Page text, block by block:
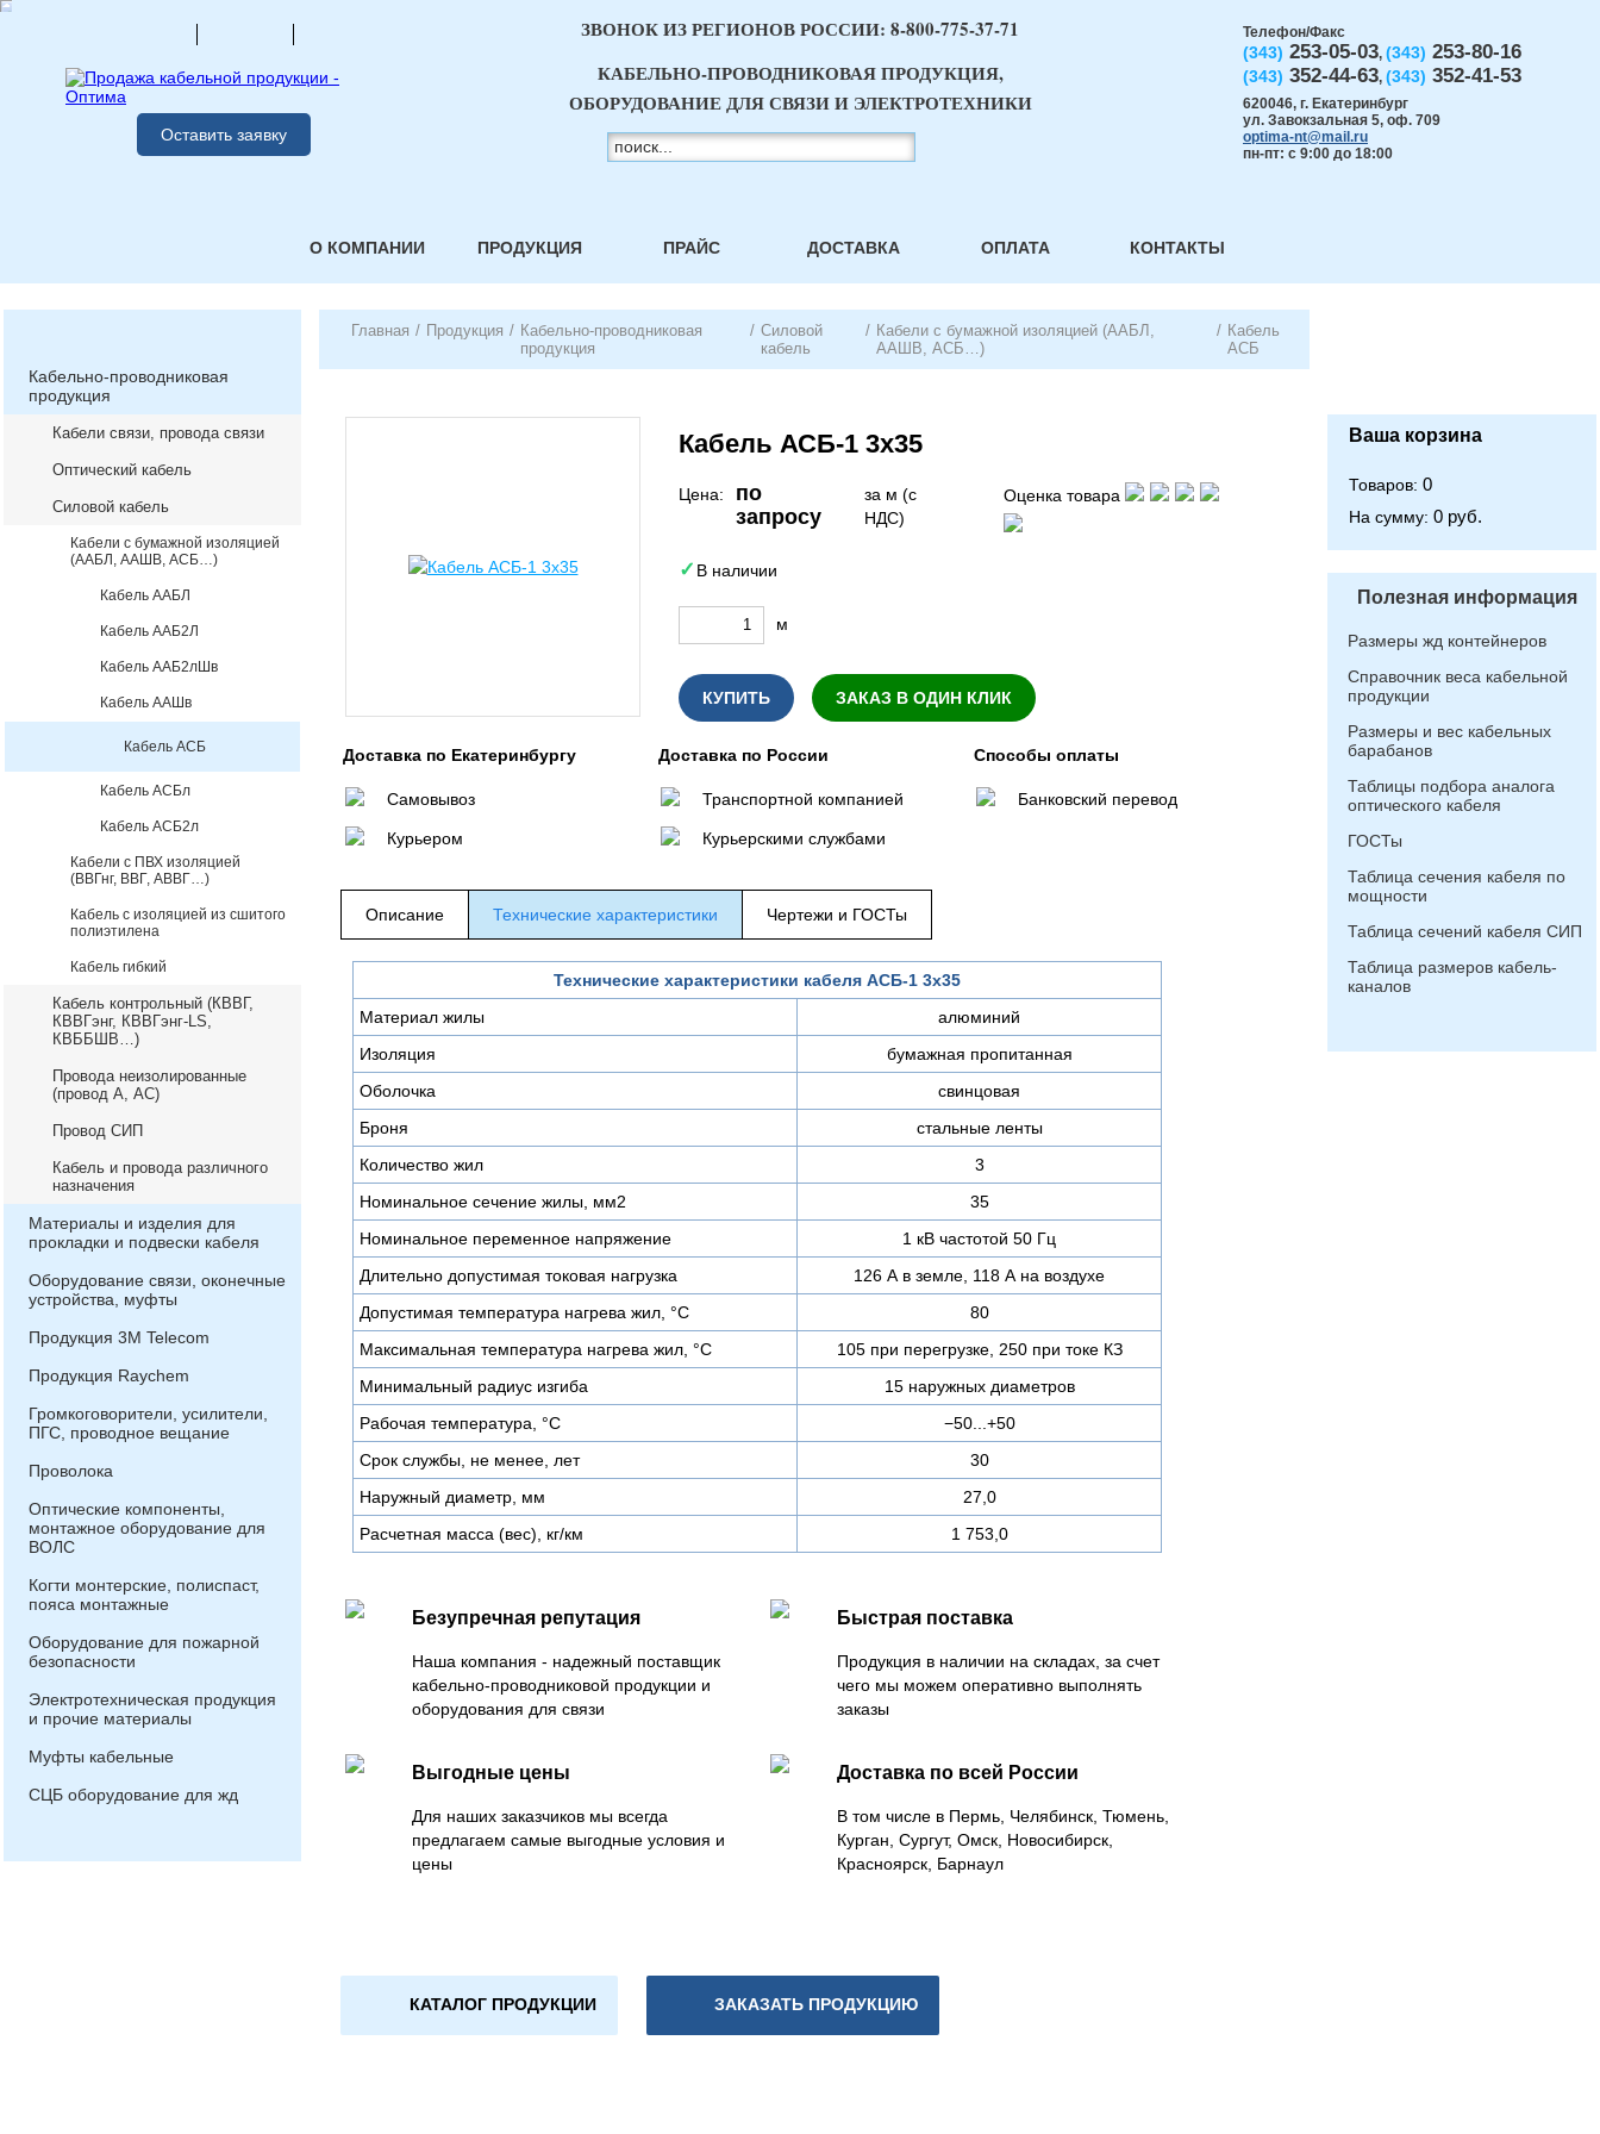
Оставить заявку
Телефон/Факс
(343) 253-05-03, (343) 253-80-16
(343) 352-44-63, (343) 352-41-53
620046, г. Екатеринбург
ул. Завокзальная 5, оф. 709
optima-nt@mail.ru
пн-пт: с 9:00 до 18:00
ЗВОНОК ИЗ РЕГИОНОВ РОССИИ: 8-800-775-37-71
КАБЕЛЬНО-ПРОВОДНИКОВАЯ ПРОДУКЦИЯ,
ОБОРУДОВАНИЕ ДЛЯ СВЯЗИ И ЭЛЕКТРОТЕХНИКИ
О КОМПАНИИ ПРОДУКЦИЯ ПРАЙС ДОСТАВКА ОПЛАТА КОНТАКТЫ
Кабельно-проводниковая
продукция
Кабели связи, провода связи
Оптический кабель
Силовой кабель
Кабели с бумажной изоляцией
(ААБЛ, ААШВ, АСБ…)
Кабель ААБЛ
Кабель ААБ2Л
Кабель ААБ2лШв
Кабель ААШв
Кабель АСБ
Кабель АСБл
Кабель АСБ2л
Кабели с ПВХ изоляцией
(ВВГнг, ВВГ, АВВГ…)
Кабель с изоляцией из сшитого
полиэтилена
Кабель гибкий
Кабель контрольный (КВВГ,
КВВГэнг, КВВГэнг-LS,
КВББШВ…)
Провода неизолированные
(провод А, АС)
Провод СИП
Кабель и провода различного
назначения
Материалы и изделия для
прокладки и подвески кабеля
Оборудование связи, оконечные
устройства, муфты
Продукция 3М Telecom
Продукция Raychem
Громкоговорители, усилители,
ПГС, проводное вещание
Проволока
Оптические компоненты,
монтажное оборудование для
ВОЛС
Когти монтерские, полиспаст,
пояса монтажные
Оборудование для пожарной
безопасности
Электротехническая продукция
и прочие материалы
Муфты кабельные
СЦБ оборудование для жд
Главная / Продукция / Кабельно-проводниковая
продукция
/ Силовой
кабель
/ Кабели с бумажной изоляцией (ААБЛ,
ААШВ, АСБ…)
/ Кабель
АСБ
Кабель АСБ-1 3х35
Цена:
по
запросу
за м (с
НДС)
Оценка товара
В наличии
м
КУПИТЬ ЗАКАЗ В ОДИН КЛИК
Доставка по Екатеринбургу
Самовывоз
Курьером
Доставка по России
Транспортной компанией
Курьерскими службами
Способы оплаты
Банковский перевод
Описание Технические характеристики Чертежи и ГОСТы
Технические характеристики кабеля АСБ-1 3х35
Материал жилы
алюминий
Изоляция
бумажная пропитанная
Оболочка
свинцовая
Броня
стальные ленты
Количество жил
3
Номинальное сечение жилы, мм2
35
Номинальное переменное напряжение
1 кВ частотой 50 Гц
Длительно допустимая токовая нагрузка
126 А в земле, 118 А на воздухе
Допустимая температура нагрева жил, °C
80
Максимальная температура нагрева жил, °C
105 при перегрузке, 250 при токе КЗ
Минимальный радиус изгиба
15 наружных диаметров
Рабочая температура, °C
−50...+50
Срок службы, не менее, лет
30
Наружный диаметр, мм
27,0
Расчетная масса (вес), кг/км
1 753,0
Безупречная репутация
Наша компания - надежный поставщик
кабельно-проводниковой продукции и
оборудования для связи
Быстрая поставка
Продукция в наличии на складах, за счет
чего мы можем оперативно выполнять
заказы
Выгодные цены
Для наших заказчиков мы всегда
предлагаем самые выгодные условия и
цены
Доставка по всей России
В том числе в Пермь, Челябинск, Тюмень,
Курган, Сургут, Омск, Новосибирск,
Красноярск, Барнаул
КАТАЛОГ ПРОДУКЦИИ ЗАКАЗАТЬ ПРОДУКЦИЮ
Ваша корзина
Товаров: 0
На сумму: 0 руб.
Полезная информация
Размеры жд контейнеров
Справочник веса кабельной
продукции
Размеры и вес кабельных
барабанов
Таблицы подбора аналога
оптического кабеля
ГОСТы
Таблица сечения кабеля по
мощности
Таблица сечений кабеля СИП
Таблица размеров кабель-
каналов